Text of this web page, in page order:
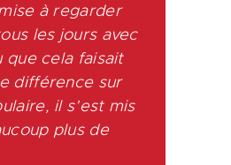
à regarder
les jours avec
que cela faisait
différence sur
il s’est mis
plus de